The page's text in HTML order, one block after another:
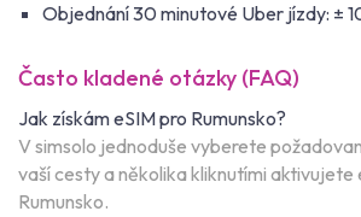
Objednání 30 minutové Uber jízdy: ±
Často kladené otázky (FAQ)
Jak získám eSIM pro Rumunsko?
V simsolo jednoduše vyberete
vaší cesty a několika kliknutími aktivujete
Rumunsko.